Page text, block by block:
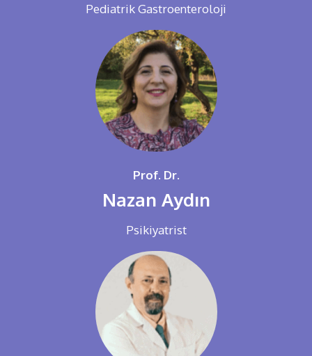
Pediatrik Gastroenteroloji
Prof. Dr.
Nazan Aydın
Psikiyatrist